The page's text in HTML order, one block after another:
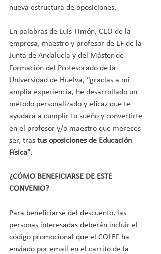
nueva estructura de oposiciones.
En palabras de Luis Timón, CEO de la
empresa, maestro y profesor de EF de la
Junta de Andalucía y del Máster de
Formación del Profesorado de la
Universidad de Huelva, “gracias a mi
amplia experiencia, he desarrollado un
método personalizado y eficaz que te
ayudará a cumplir tu sueño y convertirte
en el profesor y/o maestro que mereces
ser, tras tus oposiciones de Educación
Física”.
¿CÓMO BENEFICIARSE DE ESTE
CONVENIO?
Para beneficiarse del descuento, las
personas interesadas deberán incluir el
código promocional que el COLEF ha
enviado por email en el carrito de la